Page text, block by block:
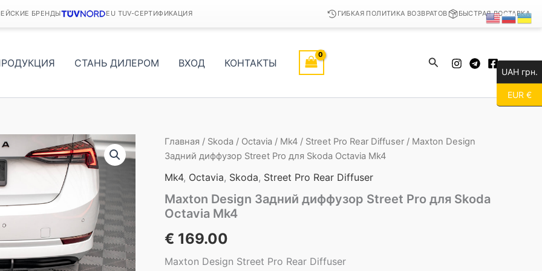
БРЕНДЫ EU TUV-СЕРТИФИКАЦИЯ ГИБКАЯ ПОЛИТИКА ВОЗВРАТОВ БЫСТРАЯ ДОСТАВКА
СТАНЬ ДИЛЕРОМ ВХОД КОНТАКТЫ Поиск
Главная / Skoda / Octavia / Mk4 / Street Pro Rear Diffuser / Maxton Design
Задний диффузор Street Pro для Skoda Octavia Mk4
Mk4, Octavia, Skoda, Street Pro Rear Diffuser
Maxton Design Задний диффузор Street Pro для Skoda
Octavia Mk4
€ 169.00
Maxton Design Street Pro Rear Diffuser
UAH грн.
EUR €